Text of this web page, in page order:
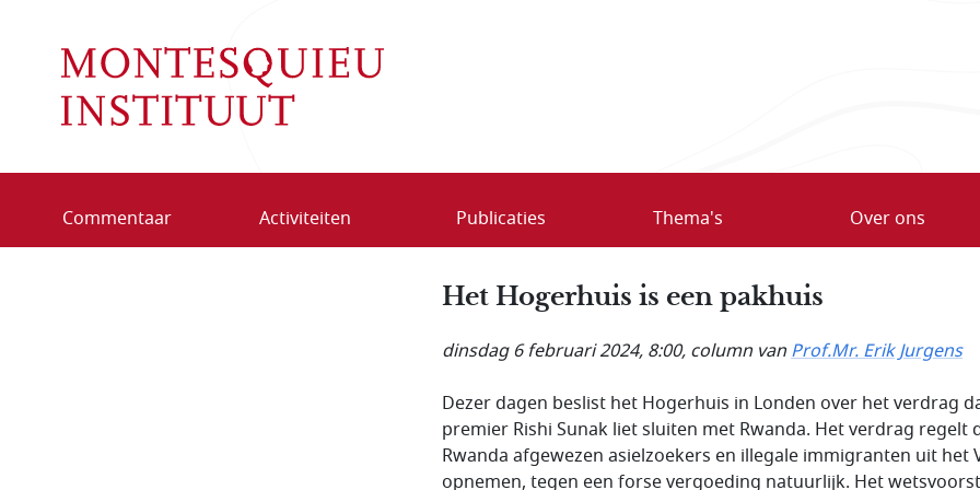
Commentaar Activiteiten Publicaties Thema's Over ons
Het Hogerhuis is een pakhuis
dinsdag 6 februari 2024, 8:00, column vanProf.Mr. Erik Jurgens
Dezer dagen beslist het Hogerhuis in Londen over het verdrag
premier Rishi Sunak liet sluiten met Rwanda. Het verdrag regelt
Rwanda afgewezen asielzoekers en illegale immigranten uit het
opnemen, tegen een forse vergoeding natuurlijk. Het